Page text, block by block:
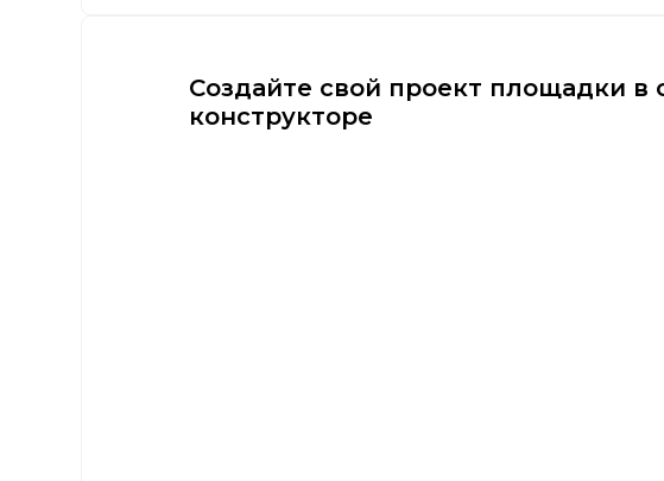
Создайте свой проект площадки в
конструкторе